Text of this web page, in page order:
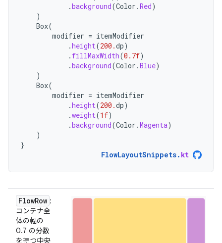
.background(Color .Red)
)
Box(
modifier = itemModifier
.height(200.dp)
. fillMaxWidth(0.7f)
.background(Color .Blue)
)
Box(
modifier = itemModifier
.height(200.dp)
.weight(1f)
.background(Color .Magenta)
)
}
FlowLayoutSnippets. kt
FlowRow :
コンテナ全
体の幅の
0.7 の分数
を持つ中央